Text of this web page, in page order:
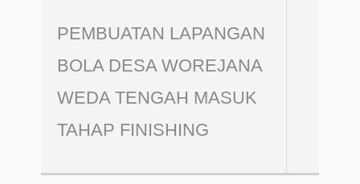
PEMBUATAN LAPANGAN
BOLA DESA WOREJANA
WEDA TENGAH MASUK
TAHAP FINISHING